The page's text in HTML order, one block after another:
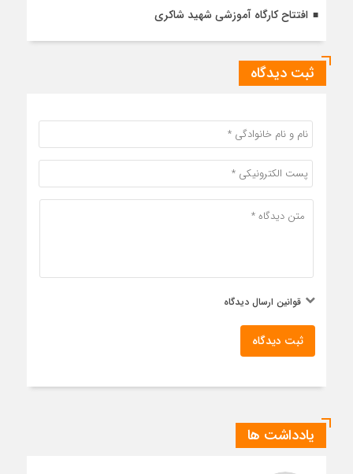
افتتاح کارگاه آموزشی شهید شاکری
ثبت دیدگاه
قوانین ارسال دیدگاه
ثبت دیدگاه
یادداشت ها